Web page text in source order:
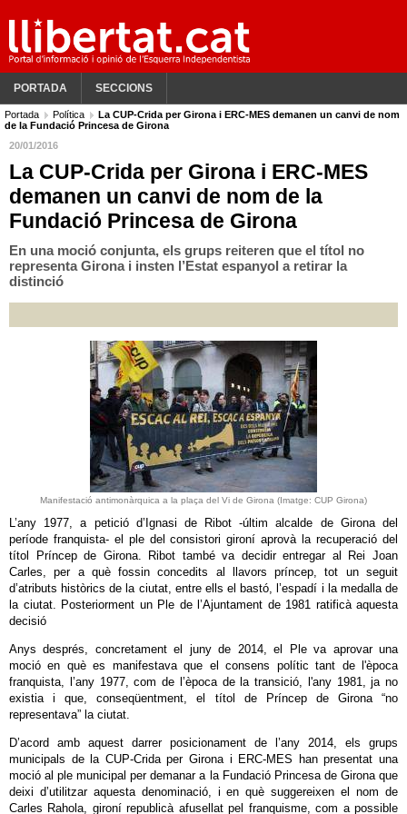
PORTADA SECCIONS
Portada Política
La CUP-Crida per Girona i ERC-MES demanen un canvi de nom
de la Fundació Princesa de Girona
20/01/2016
La CUP-Crida per Girona i ERC-MES
demanen un canvi de nom de la
Fundació Princesa de Girona
En una moció conjunta, els grups reiteren que el títol no
representa Girona i insten l’Estat espanyol a retirar la
distinció
Manifestació antimonàrquica a la plaça del Vi de Girona (Imatge: CUP Girona)
L’any 1977, a petició d’Ignasi de Ribot -últim alcalde de Girona del
període franquista- el ple del consistori gironí aprovà la recuperació del
títol Príncep de Girona. Ribot també va decidir entregar al Rei Joan
Carles, per a què fossin concedits al llavors príncep, tot un seguit
d’atributs històrics de la ciutat, entre ells el bastó, l’espadí i la medalla de
la ciutat. Posteriorment un Ple de l’Ajuntament de 1981 ratificà aquesta
decisió
Anys després, concretament el juny de 2014, el Ple va aprovar una
moció en què es manifestava que el consens polític tant de l'època
franquista, l’any 1977, com de l’època de la transició, l'any 1981, ja no
existia i que, conseqüentment, el títol de Príncep de Girona “no
representava” la ciutat.
D’acord amb aquest darrer posicionament de l’any 2014, els grups
municipals de la CUP-Crida per Girona i ERC-MES han presentat una
moció al ple municipal per demanar a la Fundació Princesa de Girona que
deixi d’utilitzar aquesta denominació, i en què suggereixen el nom de
Carles Rahola, gironí republicà afusellat pel franquisme, com a possible